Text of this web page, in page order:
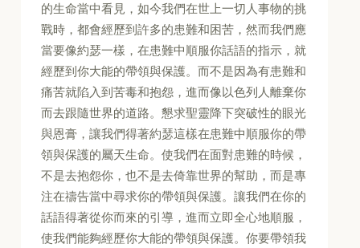
的生命當中看見，如今我們在世上一切人事物的挑
戰時，都會經歷到許多的患難和困苦，然而我們應
當要像約瑟一樣，在患難中順服你話語的指示，就
經歷到你大能的帶領與保護。而不是因為有患難和
痛苦就陷入到苦毒和抱怨，進而像以色列人離棄你
而去跟隨世界的道路。懇求聖靈降下突破性的眼光
與恩膏，讓我們得著約瑟這樣在患難中順服你的帶
領與保護的屬天生命。使我們在面對患難的時候，
不是去抱怨你，也不是去倚靠世界的幫助，而是專
注在禱告當中尋求你的帶領與保護。讓我們在你的
話語得著從你而來的引導，進而立即全心地順服，
使我們能夠經歷你大能的帶領與保護。你要帶領我